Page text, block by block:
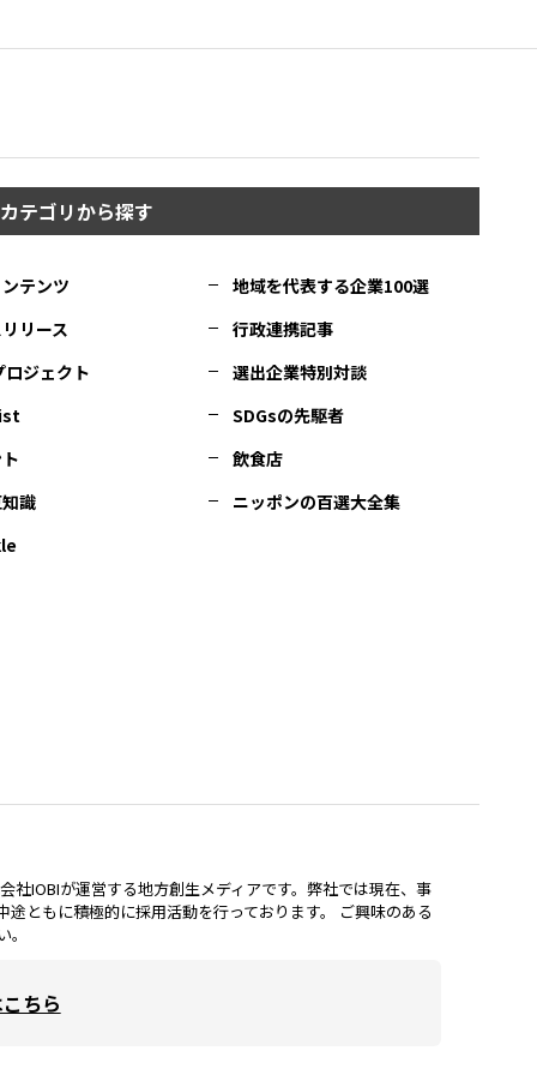
カテゴリから探す
テンツ
地域を代表する企業100選
リース
行政連携記事
ロジェクト
選出企業特別対談
SDGsの先駆者
飲食店
識
ニッポンの百選大全集
社IOBIが運営する地方創生メディアです。弊社では現在、事
途ともに積極的に採用活動を行っております。 ご興味のある
ちら